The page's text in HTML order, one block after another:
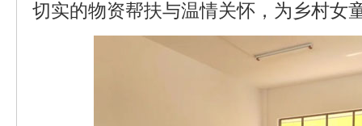
切实的物资帮扶与温情关怀，为乡村女